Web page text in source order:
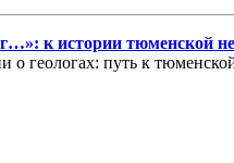
к истории тюменской
о геологах: путь к